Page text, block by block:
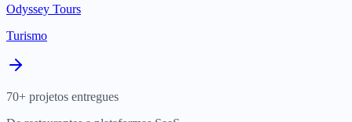
Odyssey Tours
Turismo
70+ projetos entregues